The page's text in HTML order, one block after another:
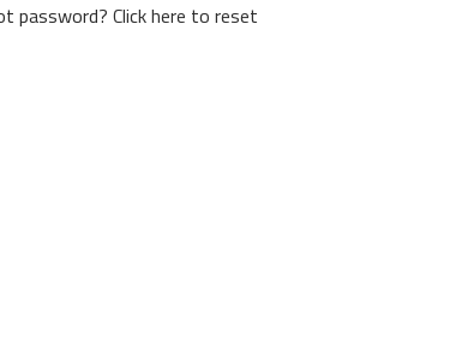
password? Click here to reset